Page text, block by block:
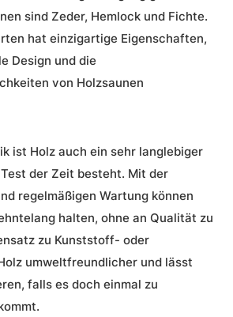
sind Zeder, Hemlock und Fichte.
hat einzigartige Eigenschaften,
Design und die
von Holzsaunen
ist Holz auch ein sehr langlebiger
der Zeit besteht. Mit der
regelmäßigen Wartung können
halten, ohne an Qualität zu
zu Kunststoff- oder
umweltfreundlicher und lässt
falls es doch einmal zu